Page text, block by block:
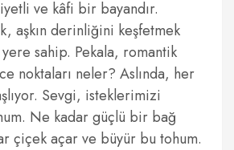
ve kâfi bir bayandır.
aşkın derinliğini keşfetmek
sahip. Pekala, romantik
noktaları neler? Aslında, her
Sevgi, isteklerimizi
Ne kadar güçlü bir bağ
çiçek açar ve büyür bu tohum.